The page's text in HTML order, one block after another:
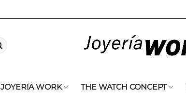
JOYERíA WORK THE WATCH CONCEPT